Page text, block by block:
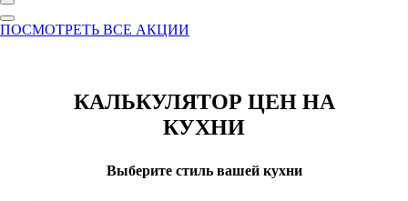
ПОСМОТРЕТЬ ВСЕ АКЦИИ
КАЛЬКУЛЯТОР ЦЕН НА
КУХНИ
Выберите стиль вашей кухни